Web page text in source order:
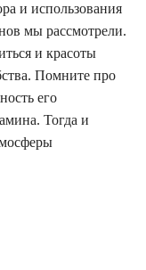
и использования
мы рассмотрели.
и красоты
Помните про
его
Тогда и